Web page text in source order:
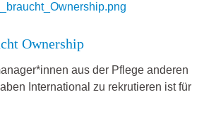
Ownership
aus der Pflege anderen
International zu rekrutieren ist für